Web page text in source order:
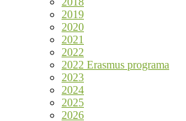
2019
2020
2021
2022
2022 Erasmus programa
2023
2024
2025
2026